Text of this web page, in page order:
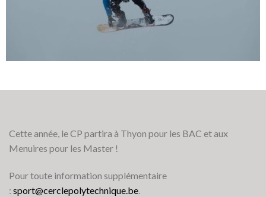
Cette année, le CP partira à Thyon pour les BAC et aux
Menuires pour les Master !
Pour toute information supplémentaire
: sport@cerclepolytechnique.be.